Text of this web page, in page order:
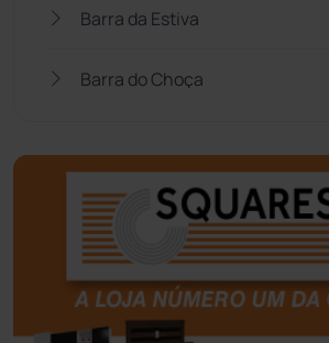
Barra da Estiva
Barra do Choça
Bom Jesus da Lapa
Boquira
Botuporã